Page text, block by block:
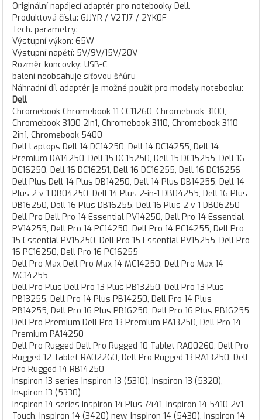
Originální napájecí adaptér pro notebooky Dell.
Produktová čísla: GJJYR / V2TJ7 / 2YK0F
Tech. parametry:
Výstupní výkon: 65W
Výstupní napětí: 5V/9V/15V/20V
Rozměr koncovky: USB-C
balení neobsahuje síťovou šňůru
Náhradní díl adaptér je možné použít pro modely notebooku:
Dell
Chromebook Chromebook 11 CC11260, Chromebook 3100,
Chromebook 3100 2in1, Chromebook 3110, Chromebook 3110
2in1, Chromebook 5400
Dell Laptops Dell 14 DC14250, Dell 14 DC14255, Dell 14
Premium DA14250, Dell 15 DC15250, Dell 15 DC15255, Dell 16
DC16250, Dell 16 DC16251, Dell 16 DC16255, Dell 16 DC16256
Dell Plus Dell 14 Plus DB14250, Dell 14 Plus DB14255, Dell 14
Plus 2 v 1 DB04250, Dell 14 Plus 2-in-1 DB04255, Dell 16 Plus
DB16250, Dell 16 Plus DB16255, Dell 16 Plus 2 v 1 DB06250
Dell Pro Dell Pro 14 Essential PV14250, Dell Pro 14 Essential
PV14255, Dell Pro 14 PC14250, Dell Pro 14 PC14255, Dell Pro
15 Essential PV15250, Dell Pro 15 Essential PV15255, Dell Pro
16 PC16250, Dell Pro 16 PC16255
Dell Pro Max Dell Pro Max 14 MC14250, Dell Pro Max 14
MC14255
Dell Pro Plus Dell Pro 13 Plus PB13250, Dell Pro 13 Plus
PB13255, Dell Pro 14 Plus PB14250, Dell Pro 14 Plus
PB14255, Dell Pro 16 Plus PB16250, Dell Pro 16 Plus PB16255
Dell Pro Premium Dell Pro 13 Premium PA13250, Dell Pro 14
Premium PA14250
Dell Pro Rugged Dell Pro Rugged 10 Tablet RA00260, Dell Pro
Rugged 12 Tablet RA02260, Dell Pro Rugged 13 RA13250, Dell
Pro Rugged 14 RB14250
Inspiron 13 series Inspiron 13 (5310), Inspiron 13 (5320),
Inspiron 13 (5330)
Inspiron 14 series Inspiron 14 Plus 7441, Inspiron 14 5410 2v1
Touch, Inspiron 14 (3420) new, Inspiron 14 (5430), Inspiron 14